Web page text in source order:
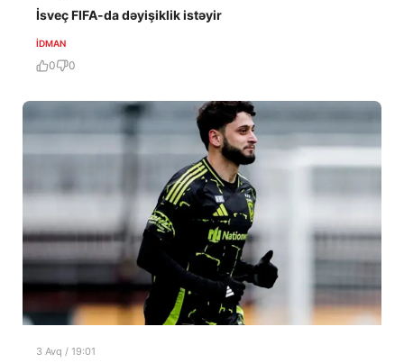
İsveç FIFA-da dəyişiklik istəyir
İDMAN
0 0
3 Avq / 19:01